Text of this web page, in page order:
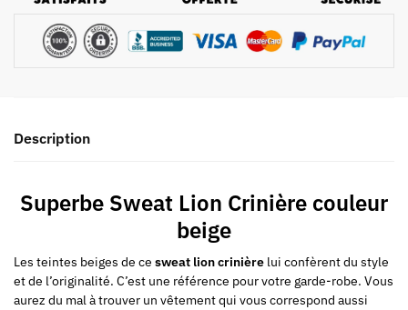
Description
Superbe Sweat Lion Crinière couleur
beige
Les teintes beiges de ce sweat lion crinière lui confèrent du style
et de l’originalité. C’est une référence pour votre garde-robe. Vous
aurez du mal à trouver un vêtement qui vous correspond aussi